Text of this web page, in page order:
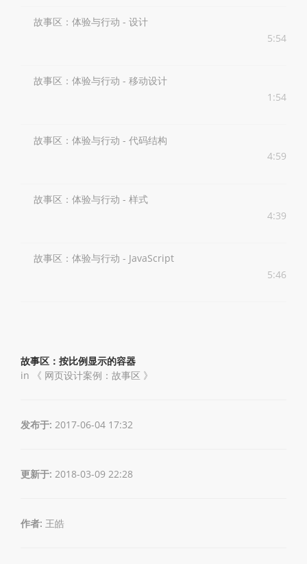
故事区：体验与行动 - 设计
5:54
故事区：体验与行动 - 移动设计
1:54
故事区：体验与行动 - 代码结构
4:59
故事区：体验与行动 - 样式
4:39
故事区：体验与行动 - JavaScript
5:46
故事区：按比例显示的容器
in 《 网页设计案例：故事区 》
发布于: 2017-06-04 17:32
更新于: 2018-03-09 22:28
作者: 王皓